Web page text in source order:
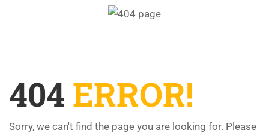
404 ERROR!
Sorry, we can't find the page you are looking for. Please